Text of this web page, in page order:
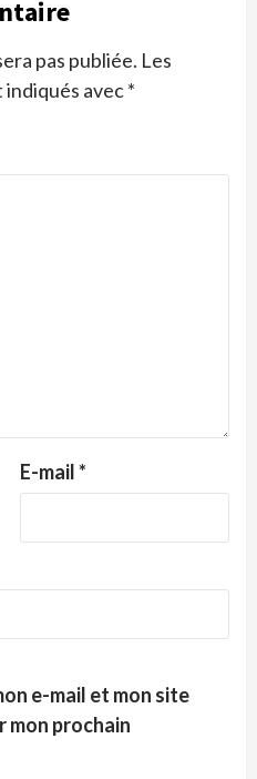
pas publiée. Les
indiqués avec*
E-mail*
e-mail et mon site
mon prochain